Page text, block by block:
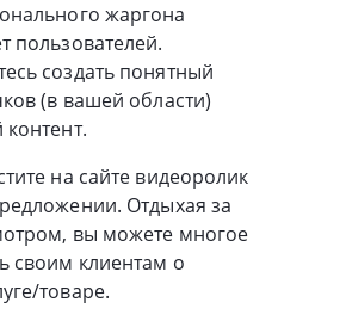
жаргона
пользователей.
создать понятный
(в вашей области)
контент.
на сайте видеоролик
Отдыхая за
вы можете многое
своим клиентам о
товаре.